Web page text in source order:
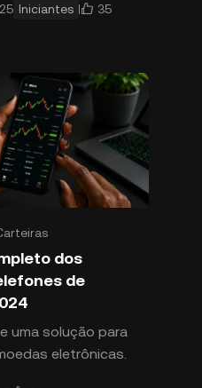
os
Iniciantes 35
dos
de
uma solução para
eletrônicas.